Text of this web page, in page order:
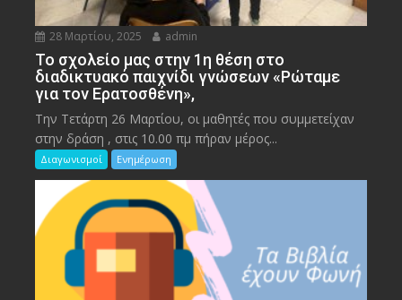
28 Μαρτίου, 2025 admin
To σχολείο μας στην 1η θέση στο
διαδικτυακό παιχνίδι γνώσεων «Ρώταμε
για τον Ερατοσθένη»,
Την Τετάρτη 26 Μαρτίου, οι μαθητές που συμμετείχαν
στην δράση , στις 10.00 πμ πήραν μέρος...
Διαγωνισμοί Ενημέρωση